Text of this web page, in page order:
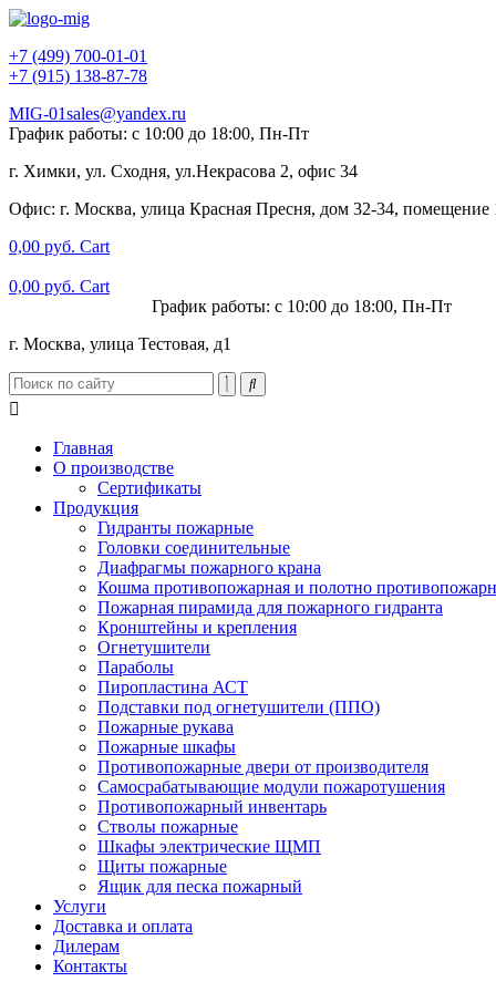
+7 (499) 700-01-01
+7 (915) 138-87-78
MIG-01sales@yandex.ru
График работы: с 10:00 до 18:00, Пн-Пт
г. Химки, ул. Сходня, ул.Некрасова 2, офис 34
Офис: г. Москва, улица Красная Пресня, дом 32-34,
0,00 руб. Cart
0,00 руб. Cart
График работы: с 10:00 до 18:00, Пн-Пт
г. Москва, улица Тестовая, д1
Главная
О производстве
Сертификаты
Продукция
Гидранты пожарные
Головки соединительные
Диафрагмы пожарного крана
Кошма противопожарная и полотно
Пожарная пирамида для пожарного гидранта
Кронштейны и крепления
Огнетушители
Параболы
Пиропластина АСТ
Подставки под огнетушители (ППО)
Пожарные рукава
Пожарные шкафы
Противопожарные двери от производителя
Самосрабатывающие модули пожаротушения
Противопожарный инвентарь
Стволы пожарные
Шкафы электрические ЩМП
Щиты пожарные
Ящик для песка пожарный
Услуги
Доставка и оплата
Дилерам
Контакты